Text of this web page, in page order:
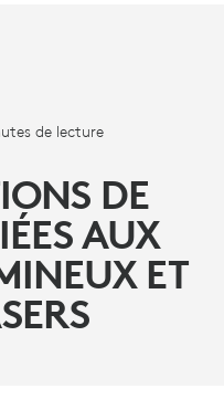
de lecture
DE
AUX
ET